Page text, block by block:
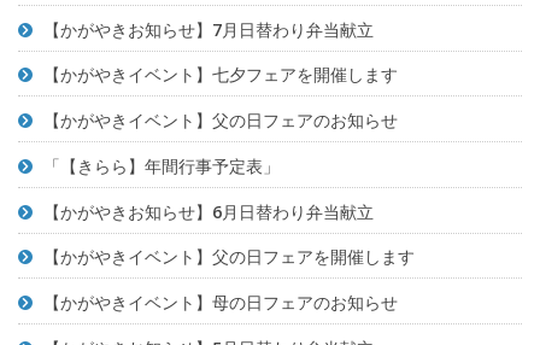
【かがやきお知らせ】7月日替わり弁当献立
【かがやきイベント】七夕フェアを開催します
【かがやきイベント】父の日フェアのお知らせ
「【きらら】年間行事予定表」
【かがやきお知らせ】6月日替わり弁当献立
【かがやきイベント】父の日フェアを開催します
【かがやきイベント】母の日フェアのお知らせ